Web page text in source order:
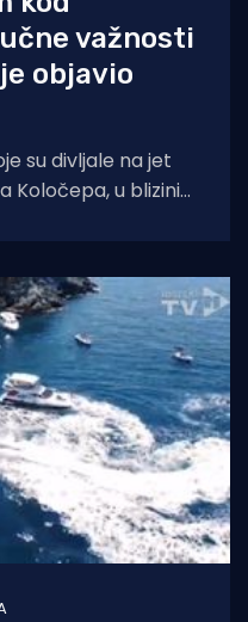
važnosti
objavio
su divljale na jet
Koločepa, u blizini